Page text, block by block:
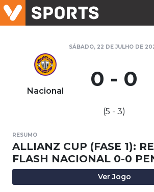
SÁBADO, 22 DE JULHO DE
Nacional 0 - 0
(5 - 3)
RESUMO
ALLIANZ CUP (FASE 1):
FLASH NACIONAL 0-0
Ver Jogo